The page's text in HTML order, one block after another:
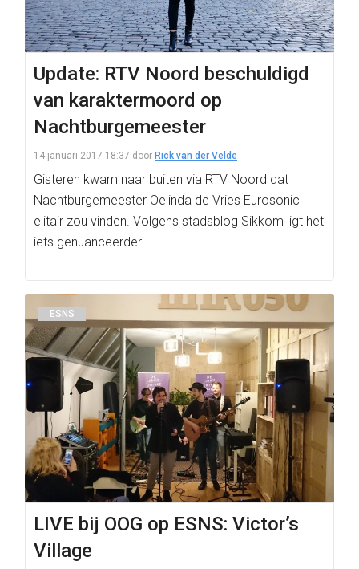
Update: RTV Noord beschuldigd
van karaktermoord op
Nachtburgemeester
14 januari 2017 18:37 door Rick van der Velde
Gisteren kwam naar buiten via RTV Noord dat
Nachtburgemeester Oelinda de Vries Eurosonic
elitair zou vinden. Volgens stadsblog Sikkom ligt het
iets genuanceerder.
ESNS
LIVE bij OOG op ESNS: Victor’s
Village